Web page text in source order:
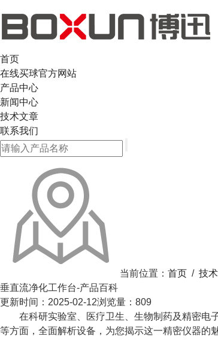
首页
在线买球官方网站
产品中心
新闻中心
技术文章
联系我们
当前位置： 首页 / 技
垂直流净化工作台-产品百科
更新时间：2025-02-12浏览量：809
在科研实验室、医疗卫生、生物制药及精密电子
等方面，全面解析设备，为您揭示这一精密仪器的